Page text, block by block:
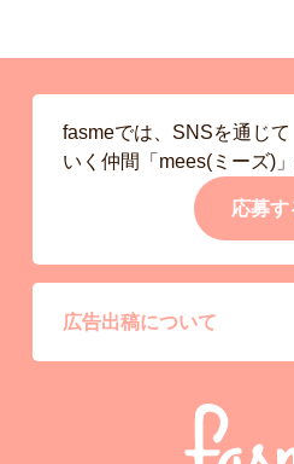
fasmeでは、SNSを通じ
いく仲間「mees(ミーズ)
応募す
広告出稿について